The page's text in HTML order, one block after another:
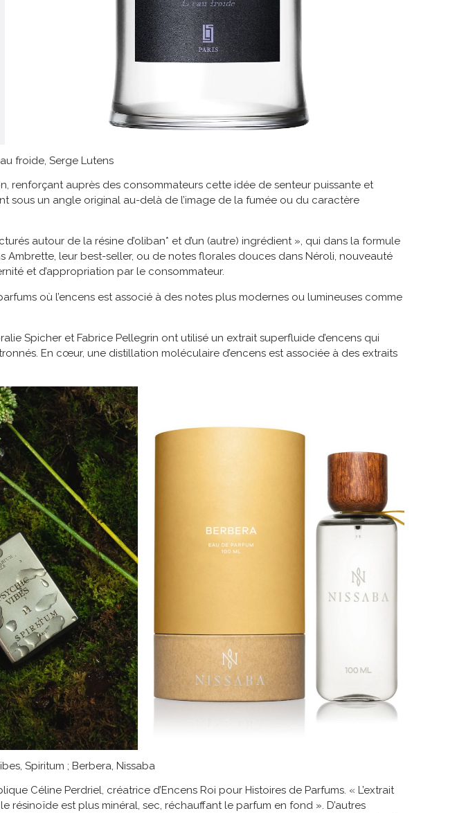
froide, Serge Lutens
renforçant auprès des consommateurs cette idée de senteur puissante et
sous un angle original au-delà de l’image de la fumée ou du caractère
autour de la résine d’oliban* et d’un (autre) ingrédient », qui dans la formule
Ambrette, leur best-seller, ou de notes florales douces dans Néroli, nouveauté
et d’appropriation par le consommateur.
où l’encens est associé à des notes plus modernes ou lumineuses comme
Spicher et Fabrice Pellegrin ont utilisé un extrait superfluide d’encens qui
En cœur, une distillation moléculaire d’encens est associée à des extraits
Spiritum ; Berbera, Nissaba
Céline Perdriel, créatrice d’Encens Roi pour Histoires de Parfums. « L’extrait
résinoïde est plus minéral, sec, réchauffant le parfum en fond ». D’autres